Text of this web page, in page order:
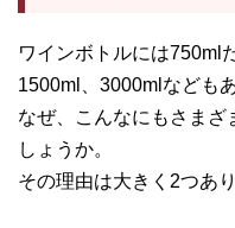
ワインボトルには750ml
1500ml、3000mlなども
なぜ、こんなにもさま
しょうか。
その理由は大きく2つあり